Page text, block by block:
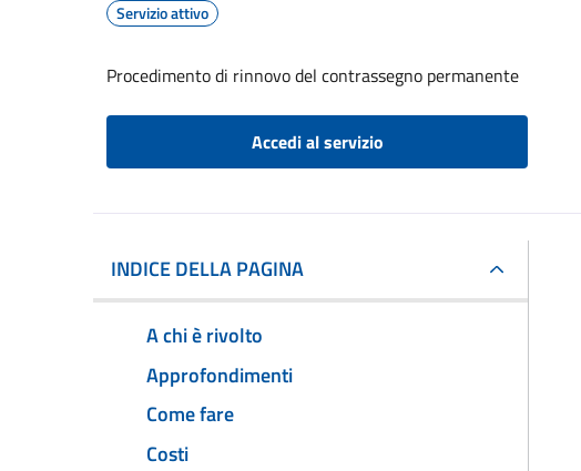
Servizio attivo
Procedimento di rinnovo del contrassegno permanente
Accedi al servizio
INDICE DELLA PAGINA
A chi è rivolto
Approfondimenti
Come fare
Costi